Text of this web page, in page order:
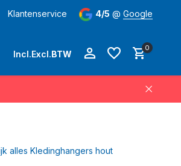
voorraad Levertijd3-5 werkdagen
Klantenservice 4/5 @ Google
Incl.Excl.BTW
0
alles Kledinghangers hout